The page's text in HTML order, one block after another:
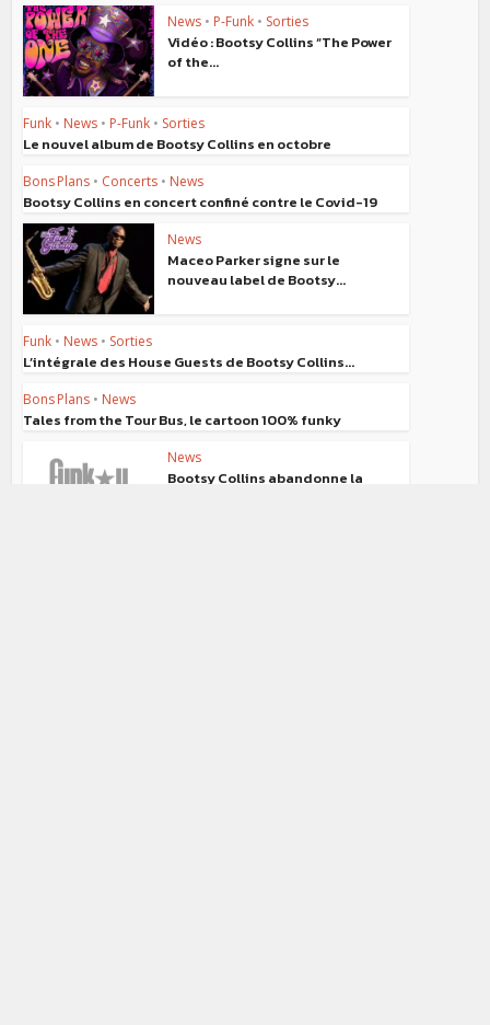
News • P-Funk • Sorties
Vidéo : Bootsy Collins “The Power
of the...
Funk • News • P-Funk • Sorties
Le nouvel album de Bootsy Collins en octobre
Bons Plans • Concerts • News
Bootsy Collins en concert confiné contre le Covid-19
News
Maceo Parker signe sur le
nouveau label de Bootsy...
Funk • News • Sorties
L’intégrale des House Guests de Bootsy Collins...
Bons Plans • News
Tales from the Tour Bus, le cartoon 100% funky
News
Bootsy Collins abandonne la